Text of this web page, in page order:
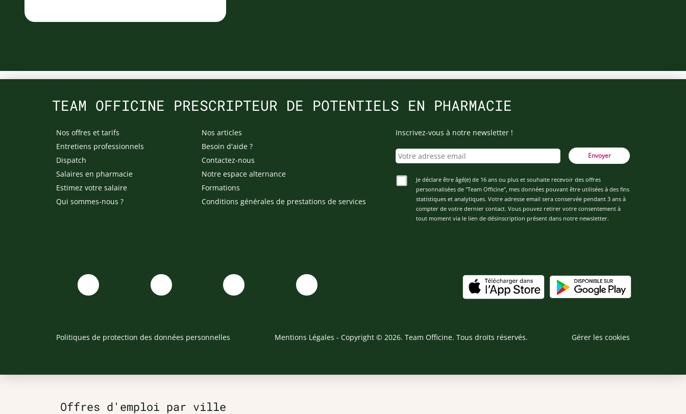
TEAM OFFICINE PRESCRIPTEUR DE POTENTIELS EN PHARMACIE
Nos offres et tarifs
Entretiens professionnels
Dispatch
Salaires en pharmacie
Estimez votre salaire
Qui sommes-nous ?
Nos articles
Besoin d'aide ?
Contactez-nous
Notre espace alternance
Formations
Conditions générales de prestations de services
Inscrivez-vous à notre newsletter !
Envoyer
Je déclare être âgé(e) de 16 ans ou plus et souhaite recevoir des offres
personnalisées de "Team Officine", mes données pouvant être utilisées à des fins
statistiques et analytiques. Votre adresse email sera conservée pendant 3 ans à
compter de votre dernier contact. Vous pouvez retirer votre consentement à
tout moment via le lien de désinscription présent dans notre newsletter.
Politiques de protection des données personnelles Mentions Légales - Copyright © 2026. Team Officine. Tous droits réservés. Gérer les cookies
Offres d'emploi par ville